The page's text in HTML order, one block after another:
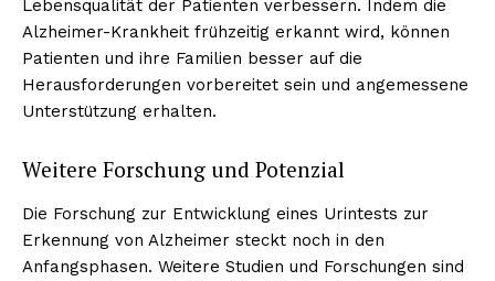
Lebensqualität der Patienten verbessern. Indem die
Alzheimer-Krankheit frühzeitig erkannt wird, können
Patienten und ihre Familien besser auf die
Herausforderungen vorbereitet sein und angemessene
Unterstützung erhalten.
Weitere Forschung und Potenzial
Die Forschung zur Entwicklung eines Urintests zur
Erkennung von Alzheimer steckt noch in den
Anfangsphasen. Weitere Studien und Forschungen sind